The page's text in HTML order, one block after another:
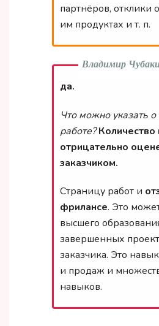
партнёров, отклики
им продуктах и т. п.
да.
Что можно указать
работе?Количество
отрицательно
заказчиком.
Страницу работ и
фрилансе. Это
высшего
завершенных
заказчика. Это
и продаж и
навыков.
Владимир